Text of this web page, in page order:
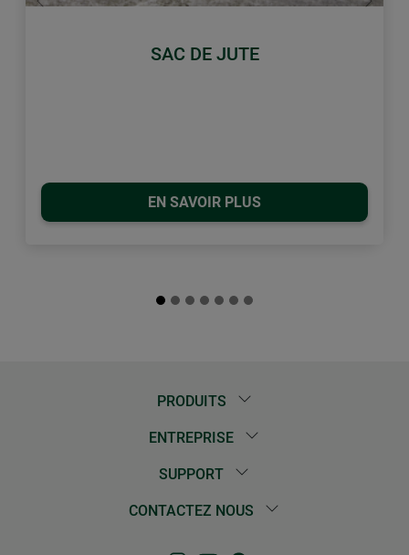
SAC DE JUTE
EN SAVOIR PLUS
retour
PRODUITS
ENTREPRISE
SUPPORT
CONTACTEZ NOUS